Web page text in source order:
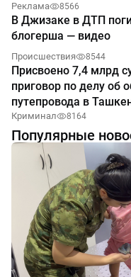
Реклама 8566
В Джизаке в ДТП
блогерша — видео
Происшествия 8544
Присвоено 7,4 млрд
приговор по делу об
путепровода в
Криминал 8164
Популярные